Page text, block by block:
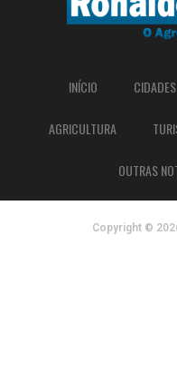
INÍCIO CIDADES
AGRICULTURA
OUTRAS
Copyright ©